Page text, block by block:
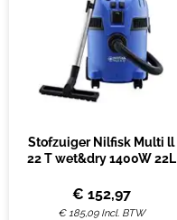
Stofzuiger Nilfisk Multi ll
22 T wet&dry 1400W 22L
€ 152,97
€185,09 Incl. BTW